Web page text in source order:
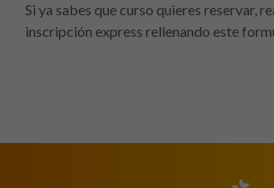
Si ya sabes que curso quieres reservar,
inscripción express rellenando este